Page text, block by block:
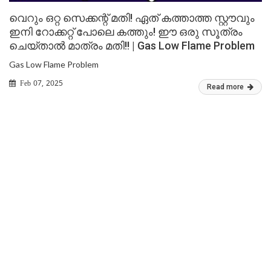
വെറും ഒറ്റ സെക്കന്റ് മതി! ഏത് കത്താത്ത സ്റ്റൗവും
ഇനി റോക്കറ്റ് പോലെ കത്തും! ഈ ഒരു സൂത്രം
ചെയ്താൽ മാത്രം മതി!! | Gas Low Flame Problem
Gas Low Flame Problem
Feb 07, 2025 Read more